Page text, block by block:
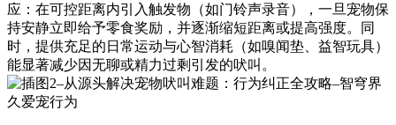
应：在可控距离内引入触发物（如门铃声录音），一旦宠物保
持安静立即给予零食奖励，并逐渐缩短距离或提高强度。同
时，提供充足的日常运动与心智消耗（如嗅闻垫、益智玩具）
能显著减少因无聊或精力过剩引发的吠叫。